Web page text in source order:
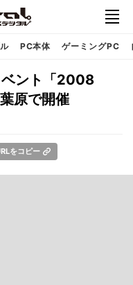
PC本体 ゲーミングPC
ント「2008
原で開催
をコピー